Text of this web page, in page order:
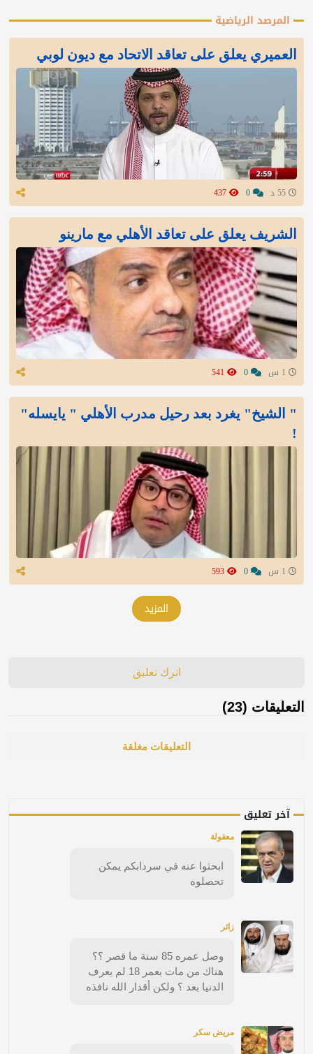
المرصد الرياضية
العميري يعلق على تعاقد الاتحاد مع ديون لوبي
الشريف يعلق على تعاقد الأهلي مع مارينو
" الشيخ" يغرد بعد رحيل مدرب الأهلي " يايسله"
!
المزيد
اترك تعليق
التعليقات (23)
التعليقات مغلقة
آخر تعليق
معقولة
ابحثوا عنه في سردابكم يمكن
تحصلوه
زائر
وصل عمره 85 سنة ما قصر ؟؟
هناك من مات بعمر 18 لم يعرف
الدنيا بعد ؟ ولكن أقدار الله نافذه
مريض سكر